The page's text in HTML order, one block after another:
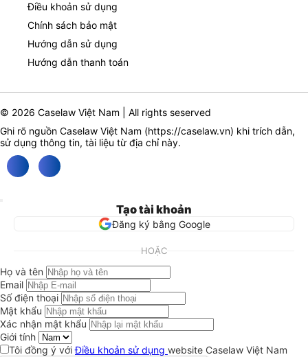
Điều khoản sử dụng
Chính sách bảo mật
Hướng dẫn sử dụng
Hướng dẫn thanh toán
© 2026 Caselaw Việt Nam | All rights seserved
Ghi rõ nguồn Caselaw Việt Nam (https://caselaw.vn) khi trích dẫn,
sử dụng thông tin, tài liệu từ địa chỉ này.
Tạo tài khoản
Đăng ký bằng Google
HOẶC
Họ và tên
Email
Số điện thoại
Mật khẩu
Xác nhận mật khẩu
Giới tính
Tôi đồng ý vớiĐiều khoản sử dụng website Caselaw Việt Nam